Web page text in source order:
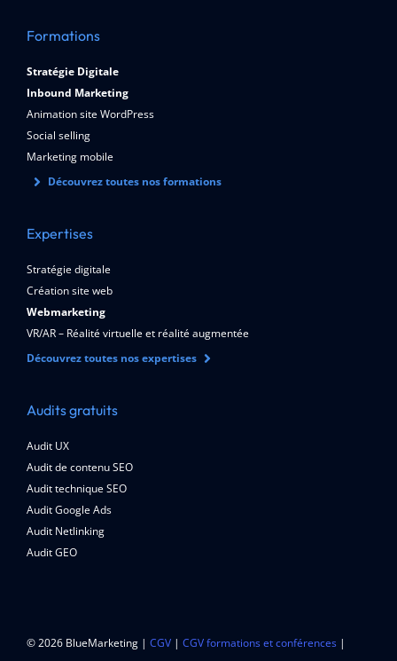
Formations
Stratégie Digitale
Inbound Marketing
Animation site WordPress
Social selling
Marketing mobile
Découvrez toutes nos formations
Expertises
Stratégie digitale
Création site web
Webmarketing
VR/AR – Réalité virtuelle et réalité augmentée
Découvrez toutes nos expertises
Audits gratuits
Audit UX
Audit de contenu SEO
Audit technique SEO
Audit Google Ads
Audit Netlinking
Audit GEO
© 2026 BlueMarketing | CGV| CGV formations et conférences|